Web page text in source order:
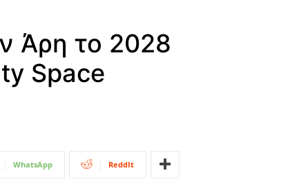
Άρη το 2028
Space
WhatsApp ReddIt